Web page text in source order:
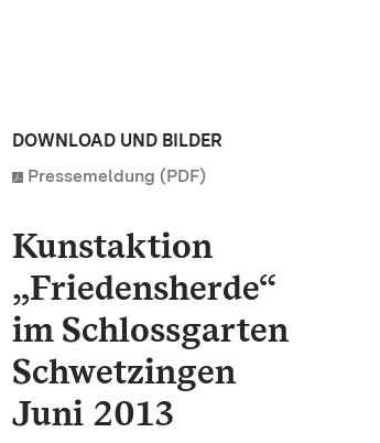
DOWNLOAD UND BILDER
Pressemeldung (PDF)
Kunstaktion
„Friedensherde“
im Schlossgarten
Schwetzingen
Juni 2013